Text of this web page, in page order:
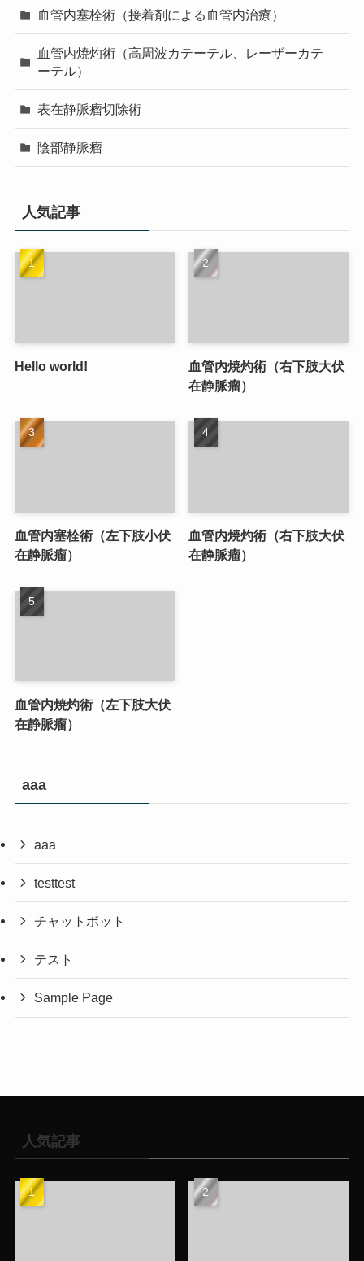
血管内塞栓術（接着剤による血管内治療）
血管内焼灼術（高周波カテーテル、レーザーカテ
ーテル）
表在静脈瘤切除術
陰部静脈瘤
人気記事
Hello world!
血管内焼灼術（右下肢大伏
在静脈瘤）
血管内塞栓術（左下肢小伏
在静脈瘤）
血管内焼灼術（右下肢大伏
在静脈瘤）
血管内焼灼術（左下肢大伏
在静脈瘤）
aaa
aaa
testtest
チャットボット
テスト
Sample Page
人気記事